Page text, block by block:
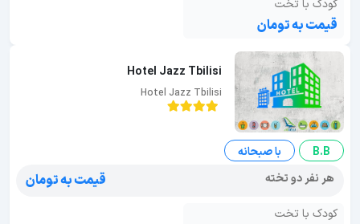
کودک با تخت
قیمت به تومان
Hotel Jazz Tbilisi
Hotel Jazz Tbilisi
B.B
با صبحانه
هر نفر دو تخته
قیمت به تومان
کودک با تخت